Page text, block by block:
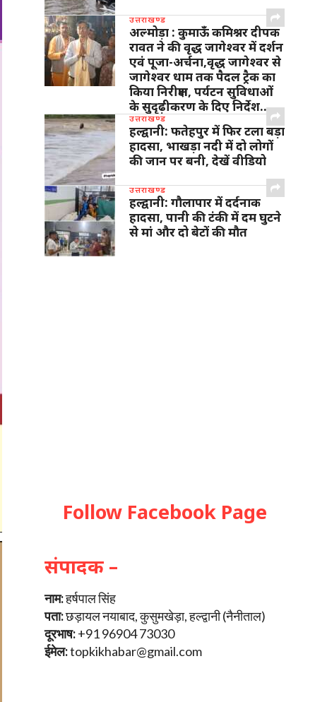
उत्तराखण्ड
अल्मोड़ा : कुमाऊँ कमिश्नर दीपक
रावत ने की वृद्ध जागेश्वर में दर्शन
एवं पूजा-अर्चना,वृद्ध जागेश्वर से
जागेश्वर धाम तक पैदल ट्रैक का
किया निरीक्षण, पर्यटन सुविधाओं
के सुदृढ़ीकरण के दिए निर्देश…
उत्तराखण्ड
हल्द्वानी: फतेहपुर में फिर टला बड़ा
हादसा, भाखड़ा नदी में दो लोगों
की जान पर बनी, देखें वीडियो
उत्तराखण्ड
हल्द्वानी: गौलापार में दर्दनाक
हादसा, पानी की टंकी में दम घुटने
से मां और दो बेटों की मौत
Follow Facebook Page
संपादक –
नाम:हर्षपाल सिंह
पता:छड़ायल नयाबाद, कुसुमखेड़ा, हल्द्वानी (नैनीताल)
दूरभाष:+91 96904 73030
ईमेल:topkikhabar@gmail.com